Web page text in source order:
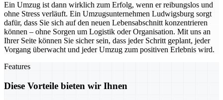
Ein Umzug ist dann wirklich zum Erfolg, wenn er reibungslos und
ohne Stress verläuft. Ein Umzugsunternehmen Ludwigsburg sorgt
dafür, dass Sie sich auf den neuen Lebensabschnitt konzentrieren
können – ohne Sorgen um Logistik oder Organisation. Mit uns an
Ihrer Seite können Sie sicher sein, dass jeder Schritt geplant, jeder
Vorgang überwacht und jeder Umzug zum positiven Erlebnis wird.
Features
Diese Vorteile bieten wir Ihnen